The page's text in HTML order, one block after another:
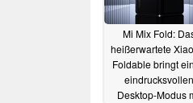
Mi Mix Fold:
heißerwartete
Foldable bringt
eindrucksvollen
Desktop-Modus